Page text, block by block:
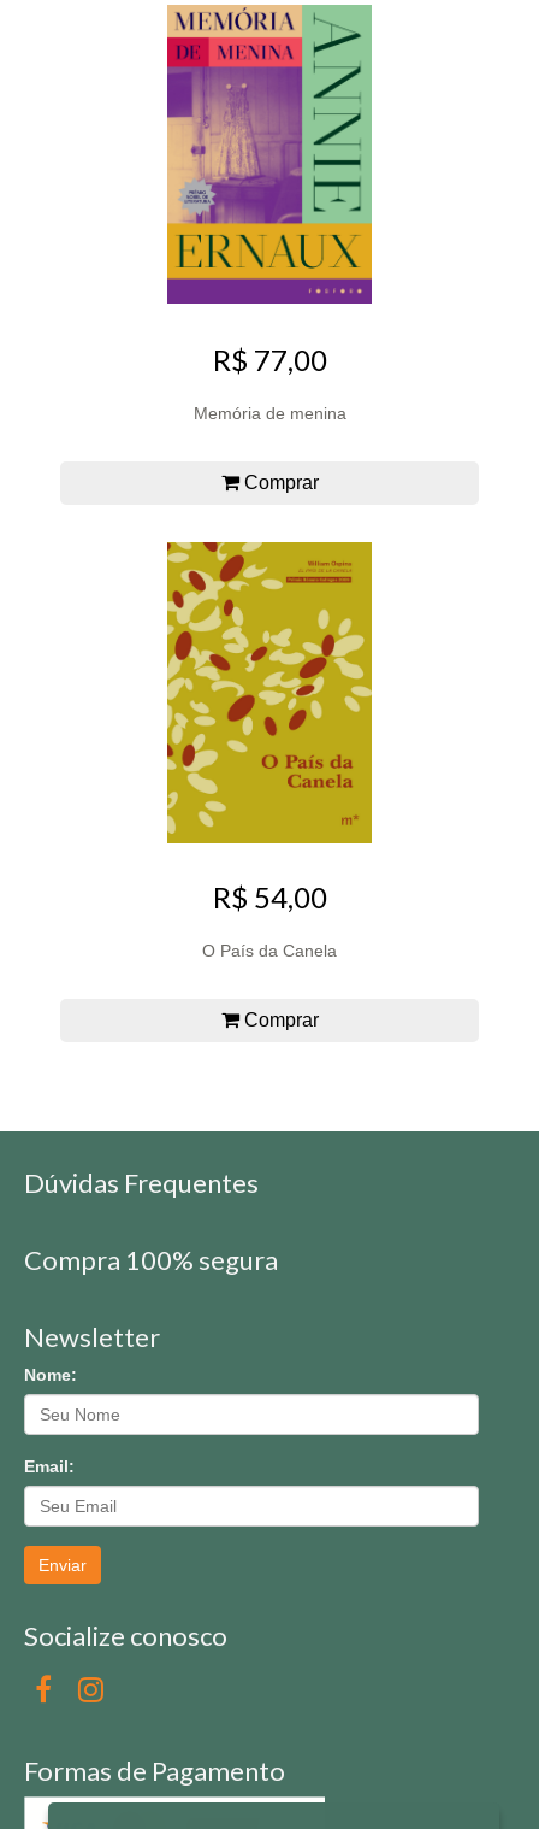
R$ 77,00
Memória de menina
Comprar
R$ 54,00
O País da Canela
Comprar
Dúvidas Frequentes
Compra 100% segura
Newsletter
Nome:
Email:
Enviar
Socialize conosco
Formas de Pagamento